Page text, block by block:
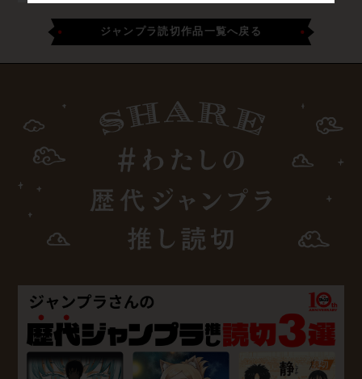
ジャンプラ読切作品一覧へ戻る